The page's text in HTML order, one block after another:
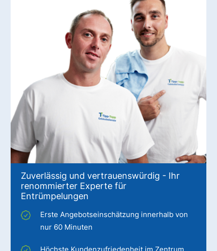
Zuverlässig und vertrauenswürdig - Ihr
renommierter Experte für
Entrümpelungen
Erste Angebotseinschätzung innerhalb von
nur 60 Minuten